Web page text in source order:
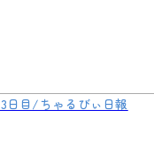
日目/ちゃるびぃ日報